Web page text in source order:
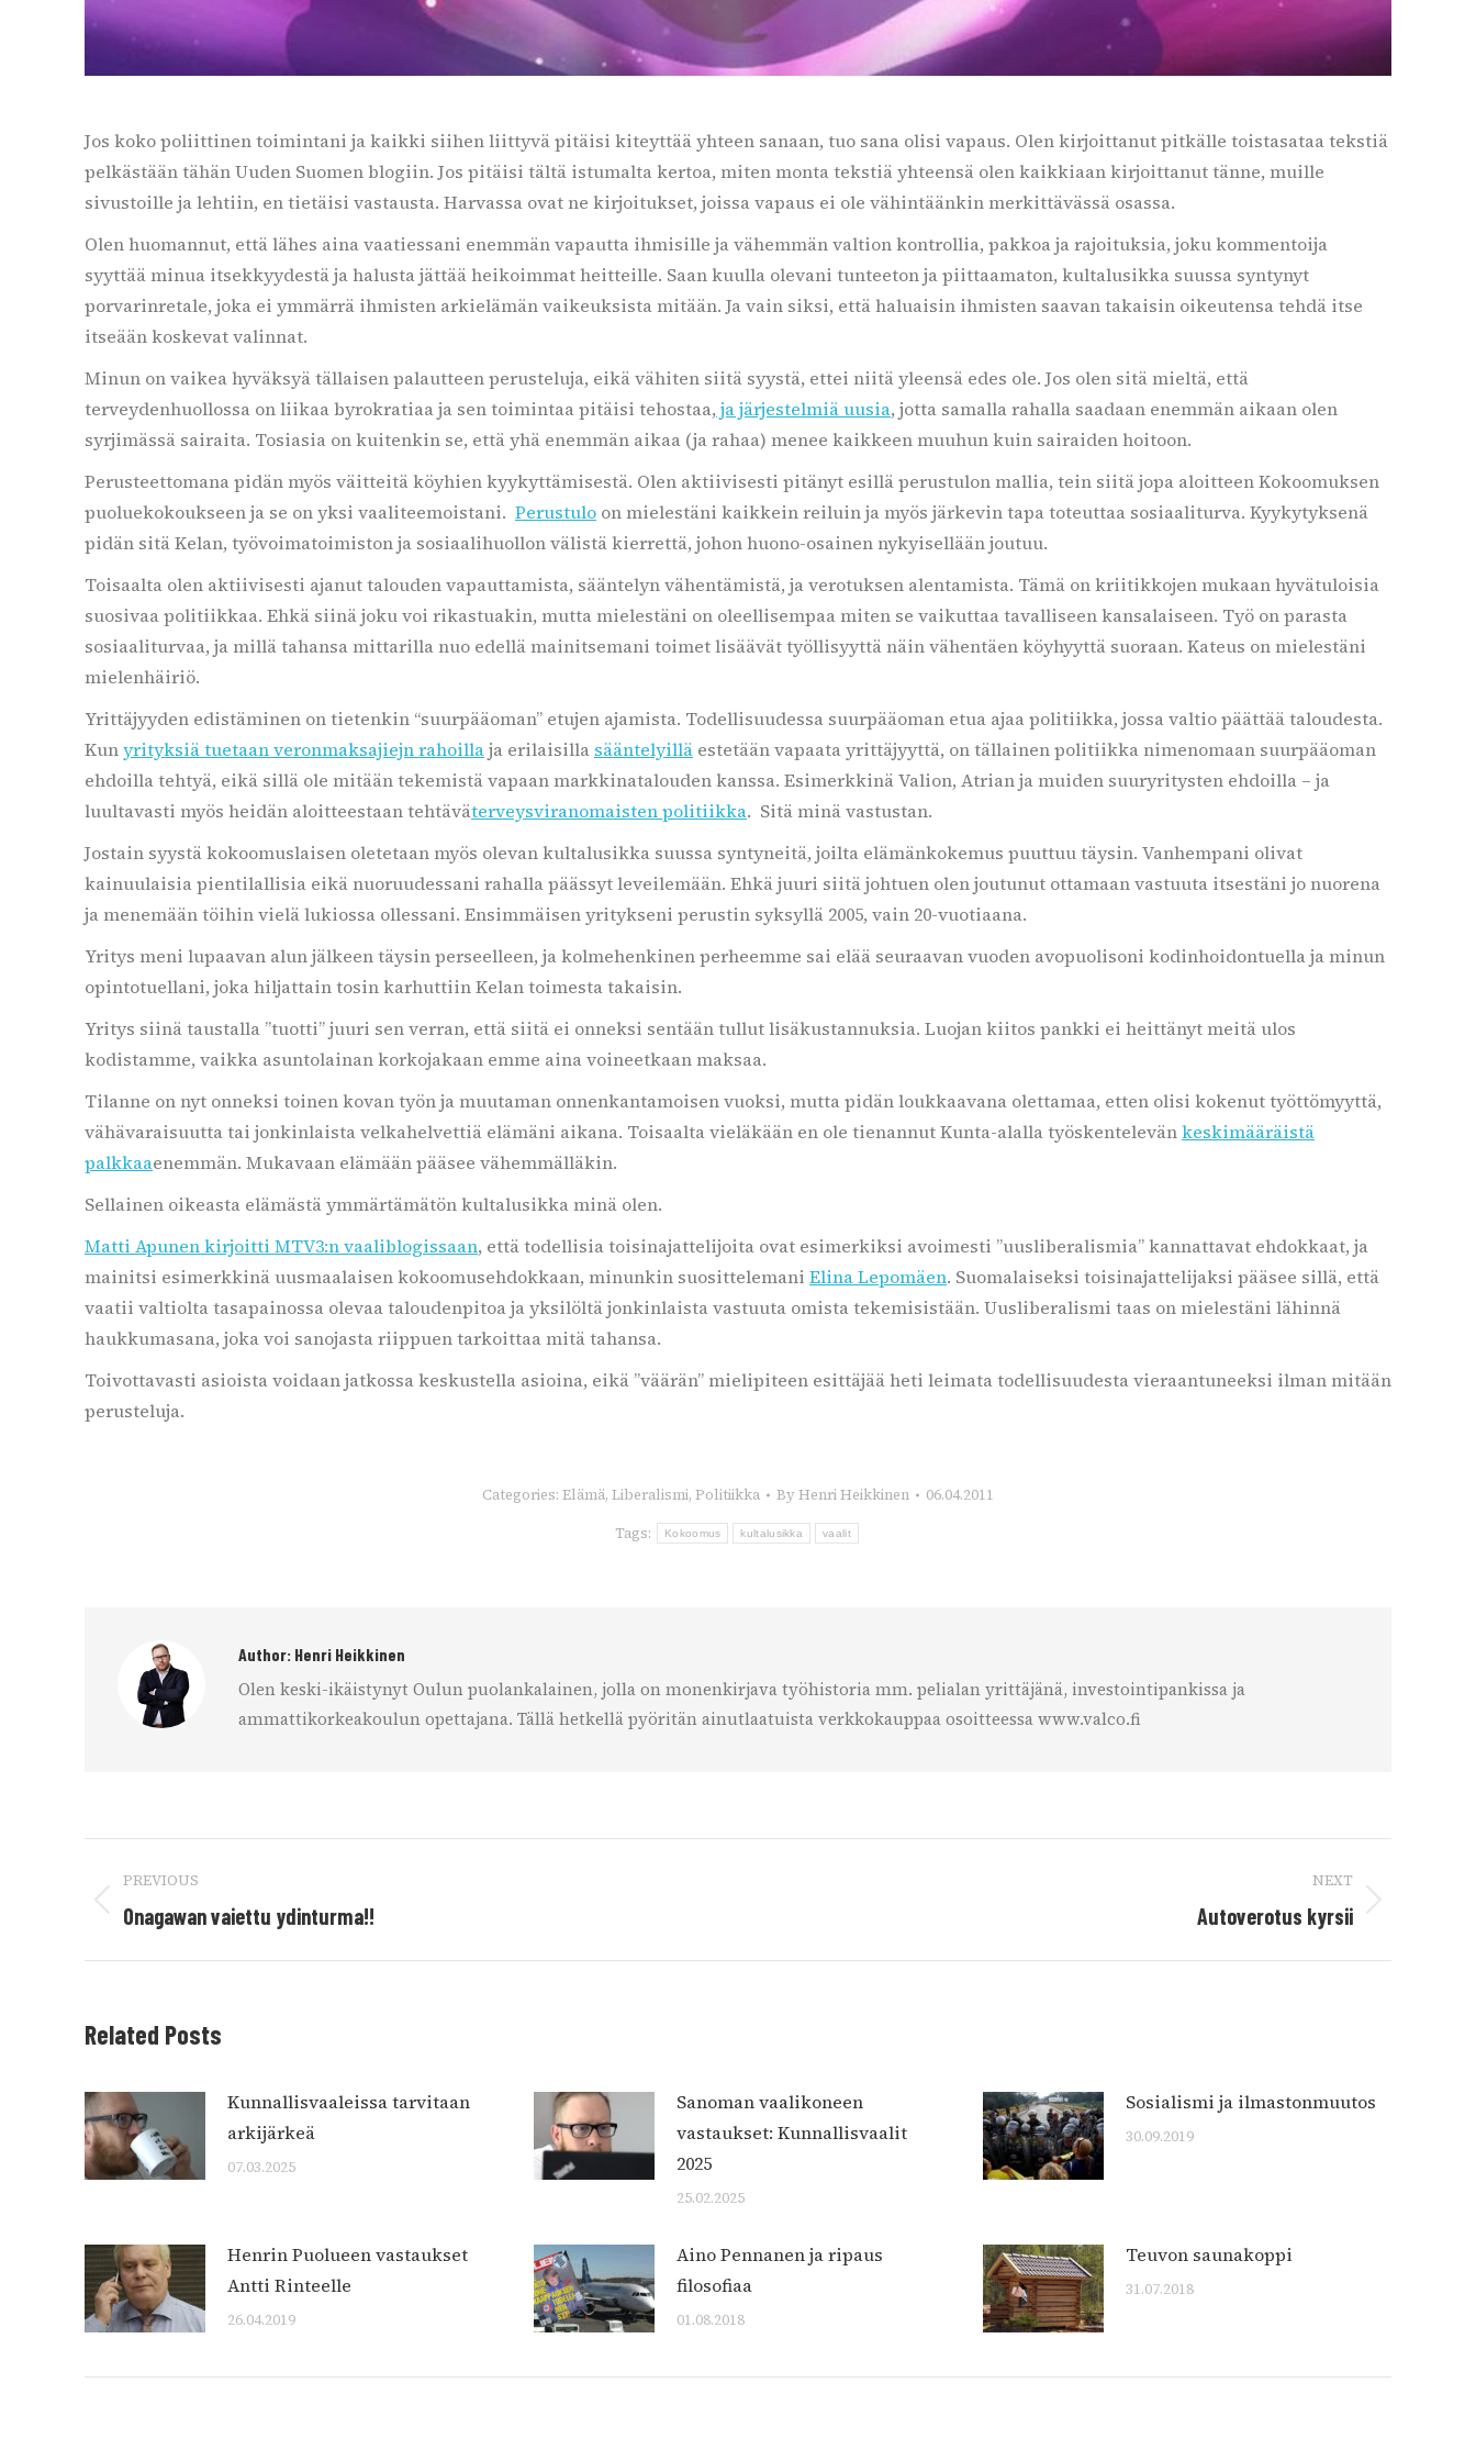
Jos koko poliittinen toimintani ja kaikki siihen liittyvä pitäisi kiteyttää yhteen sanaan, tuo sana olisi vapaus. Olen kirjoittanut pitkälle toistasataa tekstiä
pelkästään tähän Uuden Suomen blogiin. Jos pitäisi tältä istumalta kertoa, miten monta tekstiä yhteensä olen kaikkiaan kirjoittanut tänne, muille
sivustoille ja lehtiin, en tietäisi vastausta. Harvassa ovat ne kirjoitukset, joissa vapaus ei ole vähintäänkin merkittävässä osassa.
Olen huomannut, että lähes aina vaatiessani enemmän vapautta ihmisille ja vähemmän valtion kontrollia, pakkoa ja rajoituksia, joku kommentoija
syyttää minua itsekkyydestä ja halusta jättää heikoimmat heitteille. Saan kuulla olevani tunteeton ja piittaamaton, kultalusikka suussa syntynyt
porvarinretale, joka ei ymmärrä ihmisten arkielämän vaikeuksista mitään. Ja vain siksi, että haluaisin ihmisten saavan takaisin oikeutensa tehdä itse
itseään koskevat valinnat.
Minun on vaikea hyväksyä tällaisen palautteen perusteluja, eikä vähiten siitä syystä, ettei niitä yleensä edes ole. Jos olen sitä mieltä, että
terveydenhuollossa on liikaa byrokratiaa ja sen toimintaa pitäisi tehostaa, ja järjestelmiä uusia, jotta samalla rahalla saadaan enemmän aikaan olen
syrjimässä sairaita. Tosiasia on kuitenkin se, että yhä enemmän aikaa (ja rahaa) menee kaikkeen muuhun kuin sairaiden hoitoon.
Perusteettomana pidän myös väitteitä köyhien kyykyttämisestä. Olen aktiivisesti pitänyt esillä perustulon mallia, tein siitä jopa aloitteen Kokoomuksen
puoluekokoukseen ja se on yksi vaaliteemoistani. Perustulo on mielestäni kaikkein reiluin ja myös järkevin tapa toteuttaa sosiaaliturva. Kyykytyksenä
pidän sitä Kelan, työvoimatoimiston ja sosiaalihuollon välistä kierrettä, johon huono-osainen nykyisellään joutuu.
Toisaalta olen aktiivisesti ajanut talouden vapauttamista, sääntelyn vähentämistä, ja verotuksen alentamista. Tämä on kriitikkojen mukaan hyvätuloisia
suosivaa politiikkaa. Ehkä siinä joku voi rikastuakin, mutta mielestäni on oleellisempaa miten se vaikuttaa tavalliseen kansalaiseen. Työ on parasta
sosiaaliturvaa, ja millä tahansa mittarilla nuo edellä mainitsemani toimet lisäävät työllisyyttä näin vähentäen köyhyyttä suoraan. Kateus on mielestäni
mielenhäiriö.
Yrittäjyyden edistäminen on tietenkin “suurpääoman” etujen ajamista. Todellisuudessa suurpääoman etua ajaa politiikka, jossa valtio päättää taloudesta.
Kunyrityksiä tuetaan veronmaksajiejn rahoillaja erilaisilla sääntelyillä estetään vapaata yrittäjyyttä, on tällainen politiikka nimenomaan suurpääoman
ehdoilla tehtyä, eikä sillä ole mitään tekemistä vapaan markkinatalouden kanssa. Esimerkkinä Valion, Atrian ja muiden suuryritysten ehdoilla – ja
luultavasti myös heidän aloitteestaan tehtäväterveysviranomaisten politiikka. Sitä minä vastustan.
Jostain syystä kokoomuslaisen oletetaan myös olevan kultalusikka suussa syntyneitä, joilta elämänkokemus puuttuu täysin. Vanhempani olivat
kainuulaisia pientilallisia eikä nuoruudessani rahalla päässyt leveilemään. Ehkä juuri siitä johtuen olen joutunut ottamaan vastuuta itsestäni jo nuorena
ja menemään töihin vielä lukiossa ollessani. Ensimmäisen yritykseni perustin syksyllä 2005, vain 20-vuotiaana.
Yritys meni lupaavan alun jälkeen täysin perseelleen, ja kolmehenkinen perheemme sai elää seuraavan vuoden avopuolisoni kodinhoidontuella ja minun
opintotuellani, joka hiljattain tosin karhuttiin Kelan toimesta takaisin.
Yritys siinä taustalla ”tuotti” juuri sen verran, että siitä ei onneksi sentään tullut lisäkustannuksia. Luojan kiitos pankki ei heittänyt meitä ulos
kodistamme, vaikka asuntolainan korkojakaan emme aina voineetkaan maksaa.
Tilanne on nyt onneksi toinen kovan työn ja muutaman onnenkantamoisen vuoksi, mutta pidän loukkaavana olettamaa, etten olisi kokenut työttömyyttä,
vähävaraisuutta tai jonkinlaista velkahelvettiä elämäni aikana. Toisaalta vieläkään en ole tienannut Kunta-alalla työskentelevänkeskimääräistä
palkkaaenemmän. Mukavaan elämään pääsee vähemmälläkin.
Sellainen oikeasta elämästä ymmärtämätön kultalusikka minä olen.
Matti Apunen kirjoitti MTV3:n vaaliblogissaan, että todellisia toisinajattelijoita ovat esimerkiksi avoimesti ”uusliberalismia” kannattavat ehdokkaat, ja
mainitsi esimerkkinä uusmaalaisen kokoomusehdokkaan, minunkin suosittelemani Elina Lepomäen. Suomalaiseksi toisinajattelijaksi pääsee sillä, että
vaatii valtiolta tasapainossa olevaa taloudenpitoa ja yksilöltä jonkinlaista vastuuta omista tekemisistään. Uusliberalismi taas on mielestäni lähinnä
haukkumasana, joka voi sanojasta riippuen tarkoittaa mitä tahansa.
Toivottavasti asioista voidaan jatkossa keskustella asioina, eikä ”väärän” mielipiteen esittäjää heti leimata todellisuudesta vieraantuneeksi ilman mitään
perusteluja.
Categories: Elämä, Liberalismi, Politiikka ByHenri Heikkinen 06.04.2011
Tags: Kokoomus kultalusikka vaalit
Author: Henri Heikkinen
Olen keski-ikäistynyt Oulun puolankalainen, jolla on monenkirjava työhistoria mm. pelialan yrittäjänä, investointipankissa ja
ammattikorkeakoulun opettajana. Tällä hetkellä pyöritän ainutlaatuista verkkokauppaa osoitteessa www.valco.fi
navigation
PREVIOUS
Previous
Onagawan vaiettu ydinturma!!
NEXT
Autoverotus kyrsii
Related Posts
Kunnallisvaaleissa tarvitaan
arkijärkeä
07.03.2025
Sanoman vaalikoneen
vastaukset: Kunnallisvaalit
2025
25.02.2025
Sosialismi ja ilmastonmuutos
30.09.2019
Henrin Puolueen vastaukset
Antti Rinteelle
26.04.2019
Aino Pennanen ja ripaus
filosofiaa
01.08.2018
Teuvon saunakoppi
31.07.2018